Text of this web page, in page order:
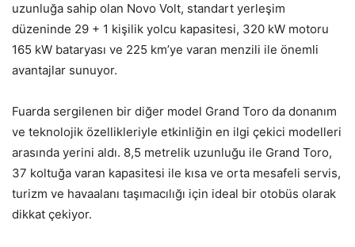
uzunluğa sahip olan Novo Volt, standart yerleşim
düzeninde 29 + 1 kişilik yolcu kapasitesi, 320 kW motoru
165 kW bataryası ve 225 km’ye varan menzili ile önemli
avantajlar sunuyor.
Fuarda sergilenen bir diğer model Grand Toro da donanım
ve teknolojik özellikleriyle etkinliğin en ilgi çekici modelleri
arasında yerini aldı. 8,5 metrelik uzunluğu ile Grand Toro,
37 koltuğa varan kapasitesi ile kısa ve orta mesafeli servis,
turizm ve havaalanı taşımacılığı için ideal bir otobüs olarak
dikkat çekiyor.